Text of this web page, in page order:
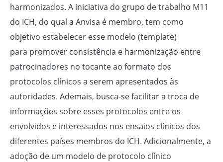
harmonizados. A iniciativa do grupo de trabalho M11
do ICH, do qual a Anvisa é membro, tem como
objetivo estabelecer esse modelo (template)
para promover consistência e harmonização entre
patrocinadores no tocante ao formato dos
protocolos clínicos a serem apresentados às
autoridades. Ademais, busca-se facilitar a troca de
informações sobre esses protocolos entre os
envolvidos e interessados nos ensaios clínicos dos
diferentes países membros do ICH. Adicionalmente, a
adoção de um modelo de protocolo clínico